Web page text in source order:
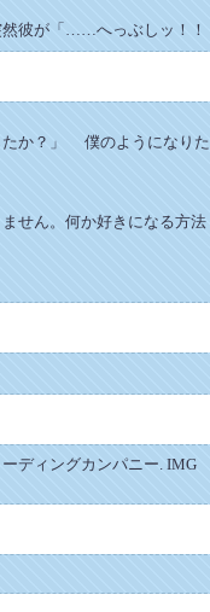
然彼が「……へっぶしッ！！
たか？」 僕のようになりた
せん。何か好きになる方法
ディングカンパニー. IMG